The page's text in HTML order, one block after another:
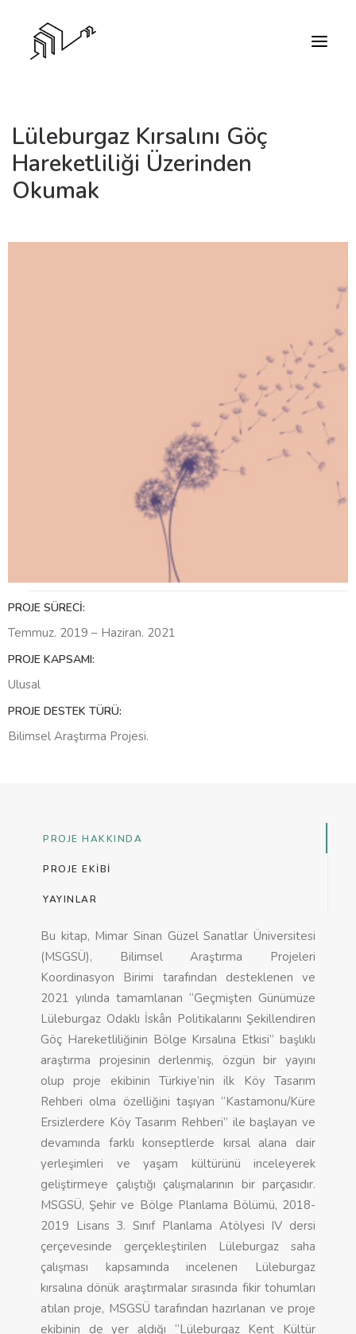
Lüleburgaz Kırsalını Göç
Hareketliliği Üzerinden
Okumak
PROJE SÜRECI:
Temmuz. 2019 – Haziran. 2021
PROJE KAPSAMI:
Ulusal
PROJE DESTEK TÜRÜ:
Bilimsel Araştırma Projesi.
PROJE HAKKINDA
PROJE EKIBI
YAYINLAR
Bu kitap, Mimar Sinan Güzel Sanatlar Üniversitesi
(MSGSÜ), Bilimsel Araştırma Projeleri
Koordinasyon Birimi tarafından desteklenen ve
2021 yılında tamamlanan “Geçmişten Günümüze
Lüleburgaz Odaklı İskân Politikalarını Şekillendiren
Göç Hareketliliğinin Bölge Kırsalına Etkisi” başlıklı
araştırma projesinin derlenmiş, özgün bir yayını
olup proje ekibinin Türkiye’nin ilk Köy Tasarım
Rehberi olma özelliğini taşıyan “Kastamonu/Küre
Ersizlerdere Köy Tasarım Rehberi” ile başlayan ve
devamında farklı konseptlerde kırsal alana dair
yerleşimleri ve yaşam kültürünü inceleyerek
geliştirmeye çalıştığı çalışmalarının bir parçasıdır.
MSGSÜ, Şehir ve Bölge Planlama Bölümü, 2018-
2019 Lisans 3. Sınıf Planlama Atölyesi IV dersi
çerçevesinde gerçekleştirilen Lüleburgaz saha
çalışması kapsamında incelenen Lüleburgaz
kırsalına dönük araştırmalar sırasında fikir tohumları
atılan proje, MSGSÜ tarafından hazırlanan ve proje
ekibinin de yer aldığı “Lüleburgaz Kent Kültür